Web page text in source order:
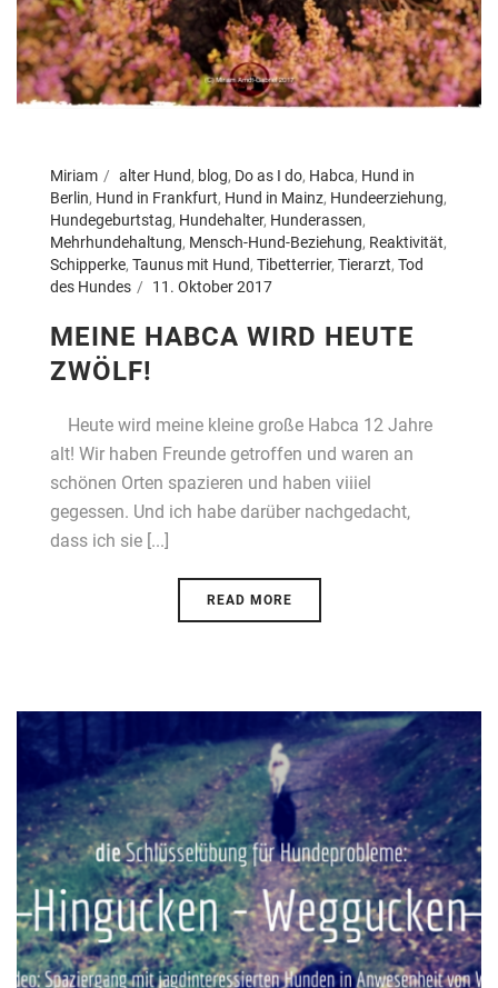
Miriam alter Hund, blog, Do as I do, Habca, Hund in
Berlin, Hund in Frankfurt, Hund in Mainz, Hundeerziehung,
Hundegeburtstag, Hundehalter, Hunderassen,
Mehrhundehaltung, Mensch-Hund-Beziehung, Reaktivität,
Schipperke, Taunus mit Hund, Tibetterrier, Tierarzt, Tod
des Hundes
11. Oktober 2017
MEINE HABCA WIRD HEUTE
ZWÖLF!
Heute wird meine kleine große Habca 12 Jahre
alt! Wir haben Freunde getroffen und waren an
schönen Orten spazieren und haben viiiel
gegessen. Und ich habe darüber nachgedacht,
dass ich sie [...]
READ MORE